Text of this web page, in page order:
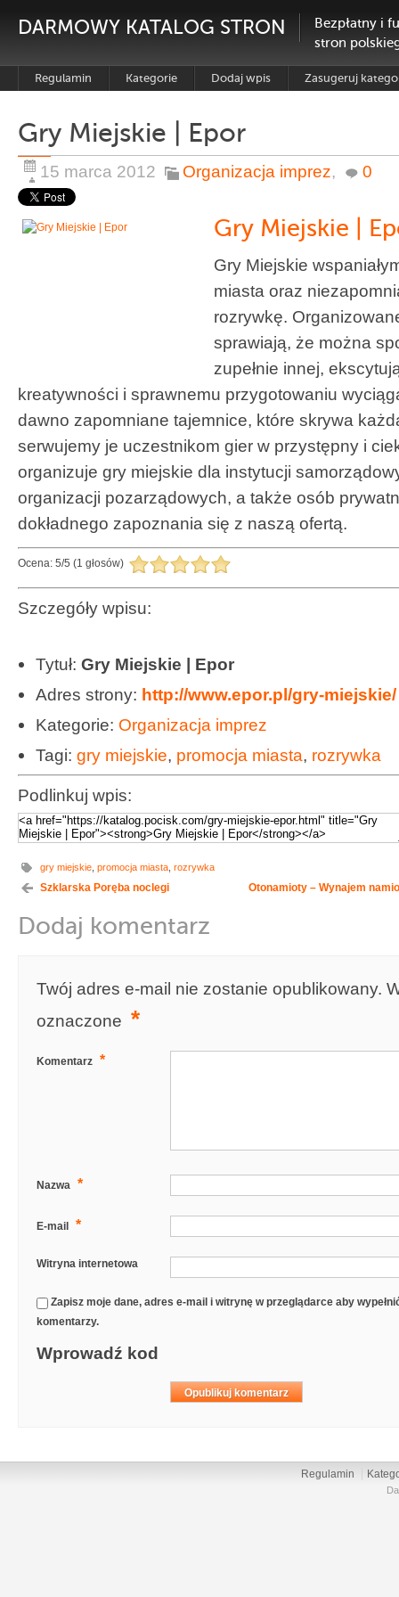
DARMOWY KATALOG STRON
Bezpłatny i
stron
Regulamin Kategorie Dodaj wpis Zasugeruj
Gry Miejskie | Epor
15 marca 2012 Organizacja imprez, 0
Gry Miejskie |
Gry Miejskie
miasta oraz
rozrywkę.
sprawiają, że można
zupełnie innej,
kreatywności i sprawnemu przygotowaniu
dawno zapomniane tajemnice, które skrywa
serwujemy je uczestnikom gier w przystępny i
organizuje gry miejskie dla instytucji
organizacji pozarządowych, a także osób
dokładnego zapoznania się z naszą ofertą.
Ocena: 5/5 (1 głosów)
Szczegóły wpisu:
Tytuł: Gry Miejskie | Epor
Adres strony: http://www.epor.pl/gry-miejskie/
Kategorie: Organizacja imprez
Tagi: gry miejskie, promocja miasta, rozrywka
Podlinkuj wpis:
gry miejskie promocja miasta rozrywka
Szklarska Poręba noclegi Otonamioty – Wynajem
Dodaj komentarz
Twój adres e-mail nie zostanie opublikowany.
oznaczone *
Komentarz *
Nazwa *
E-mail *
Witryna internetowa
Zapisz moje dane, adres e-mail i witrynę w przeglądarce aby
komentarzy.
Wprowadź kod
Regulamin